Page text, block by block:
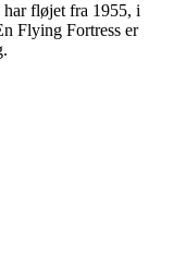
fløjet fra 1955, i
Flying Fortress er